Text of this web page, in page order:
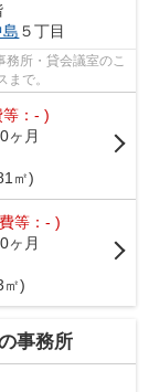
５丁目
所・貸会議室のこ
で。
：- )
0ヶ月
㎡)
等：- )
0ヶ月
㎡)
事務所